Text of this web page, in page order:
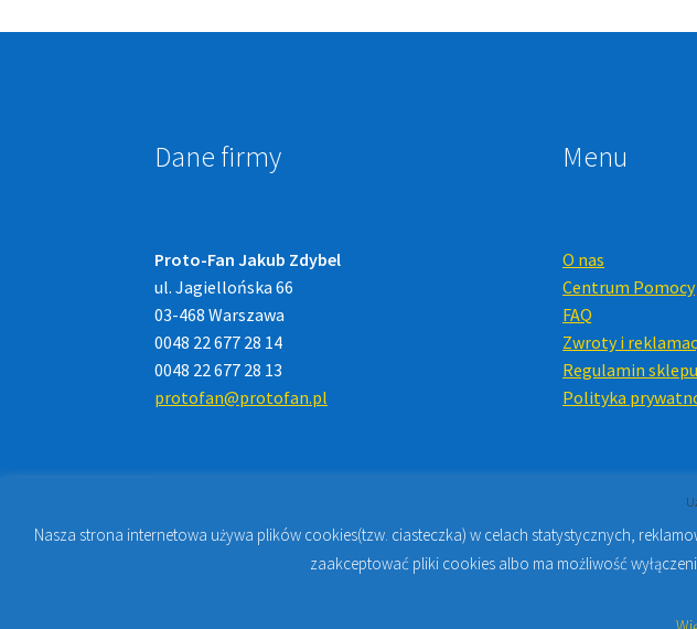
Dane firmy
Proto-Fan Jakub Zdybel
ul. Jagiellońska 66
03-468 Warszawa
0048 22 677 28 14
0048 22 677 28 13
protofan@protofan.pl
Menu
O nas
Centrum Pomocy
FAQ
Zwroty i
Regulamin sklepu
Polityka
© 2023 PROTO-FAN | Sklep Stomatologiczny Online i Kursy Online
Nasza strona internetowa używa plików cookies(tzw. ciasteczka) w celach statystycznych,
zaakceptować pliki cookies albo ma możliwość